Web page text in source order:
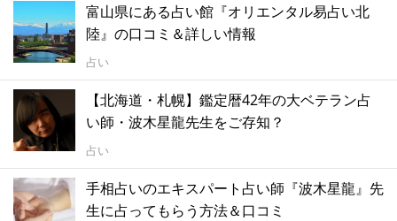
富山県にある占い館『オリエンタル易占い北
陸』の口コミ＆詳しい情報
占い
【北海道・札幌】鑑定暦42年の大ベテラン占
い師・波木星龍先生をご存知？
占い
手相占いのエキスパート占い師『波木星龍』先
生に占ってもらう方法＆口コミ